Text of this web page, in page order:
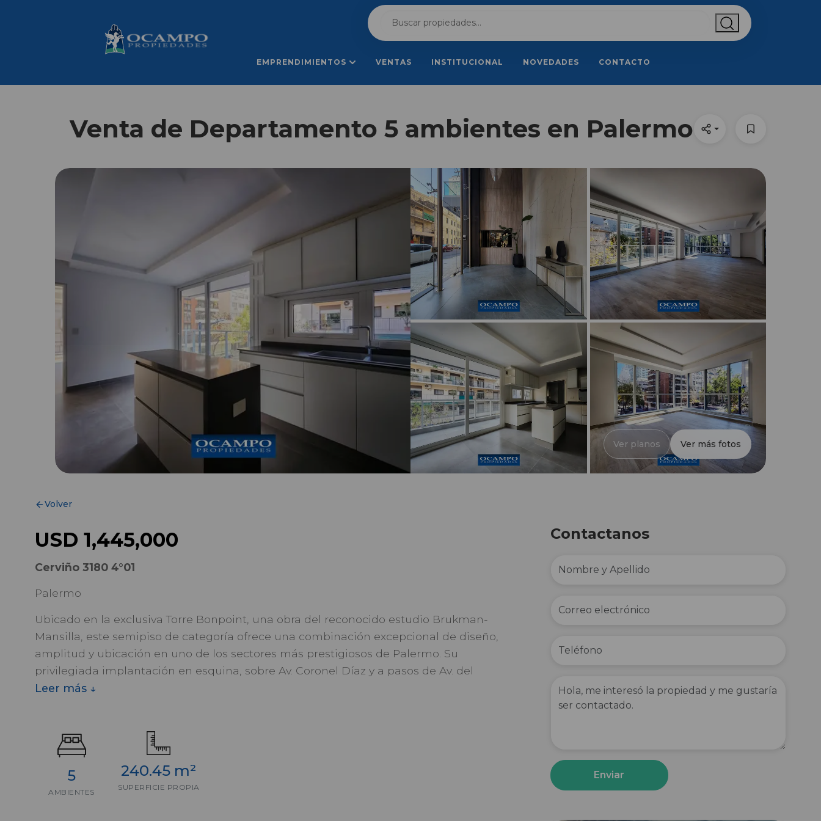
EMPRENDIMIENTOS VENTAS INSTITUCIONAL NOVEDADES CONTACTO
Venta de Departamento 5 ambientes en Palermo
Ver planos Ver más fotos
Volver
USD 1,445,000
Cerviño 3180 4°01
Palermo
Ubicado en la exclusiva Torre Bonpoint, una obra del reconocido estudio Brukman-
Mansilla, este semipiso de categoría ofrece una combinación excepcional de diseño,
amplitud y ubicación en uno de los sectores más prestigiosos de Palermo. Su
privilegiada implantación en esquina, sobre Av. Coronel Díaz y a pasos de Av. del
Libertador, permite disfrutar de vistas abiertas, excelente luminosidad y una conexión
Con una superficie total de 240,45 m², la unidad se destaca por sus generosas
dimensiones y una distribución pensada para la vida familiar. Cuenta con un amplio
living-comedor rodeado de luz natural gracias a su fachada vidriada, cuatro
Leer más ↓
5
AMBIENTES
240.45 m²
SUPERFICIE PROPIA
Contactanos
Enviar